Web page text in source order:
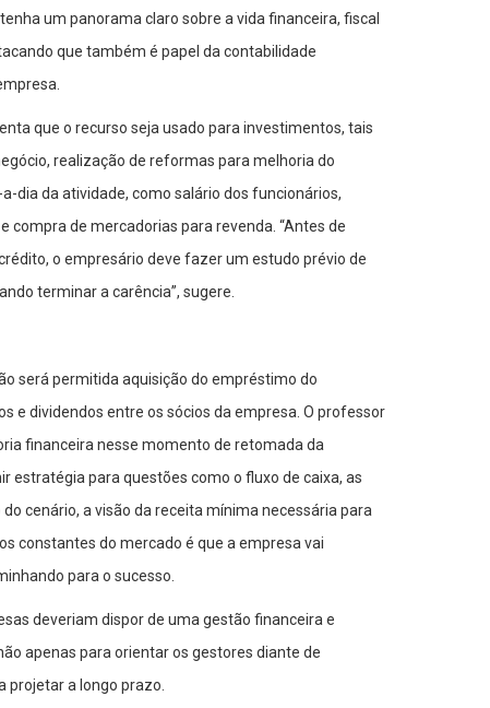
um panorama claro sobre a vida financeira, fiscal
que também é papel da contabilidade
que o recurso seja usado para investimentos, tais
realização de reformas para melhoria do
dia da atividade, como salário dos funcionários,
compra de mercadorias para revenda. “Antes de
o empresário deve fazer um estudo prévio de
terminar a carência”, sugere.
será permitida aquisição do empréstimo do
e dividendos entre os sócios da empresa. O professor
financeira nesse momento de retomada da
estratégia para questões como o fluxo de caixa, as
cenário, a visão da receita mínima necessária para
constantes do mercado é que a empresa vai
para o sucesso.
deveriam dispor de uma gestão financeira e
apenas para orientar os gestores diante de
projetar a longo prazo.